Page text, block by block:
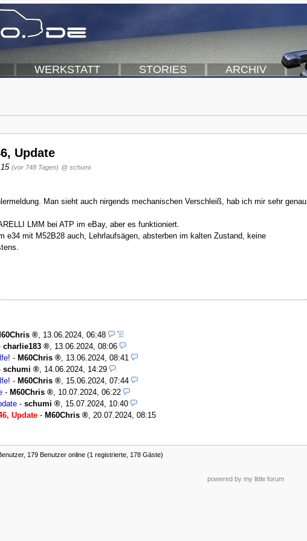
WERKSTATT STORIES ARCHIV
Update
(vor 748 Tagen) @ schumi
Man sieht auch nirgends mechanischen Verschleiß, hab ich mir sehr genau
LMM bei ATP im eBay, aber es funktioniert.
e34 mit M52B28 auch, Lehrlaufsägen, absterben im kalten Zustand, keine
13.06.2024, 06:48
charlie183
13.06.2024, 08:06
- M60Chris
13.06.2024, 08:41
schumi
14.06.2024, 14:29
- M60Chris
15.06.2024, 07:44
- M60Chris
10.07.2024, 06:22
- schumi
15.07.2024, 10:40
Update - M60Chris 20.07.2024, 08:15
179 Benutzer online (1 registrierte, 178 Gäste)
powered by my little forum